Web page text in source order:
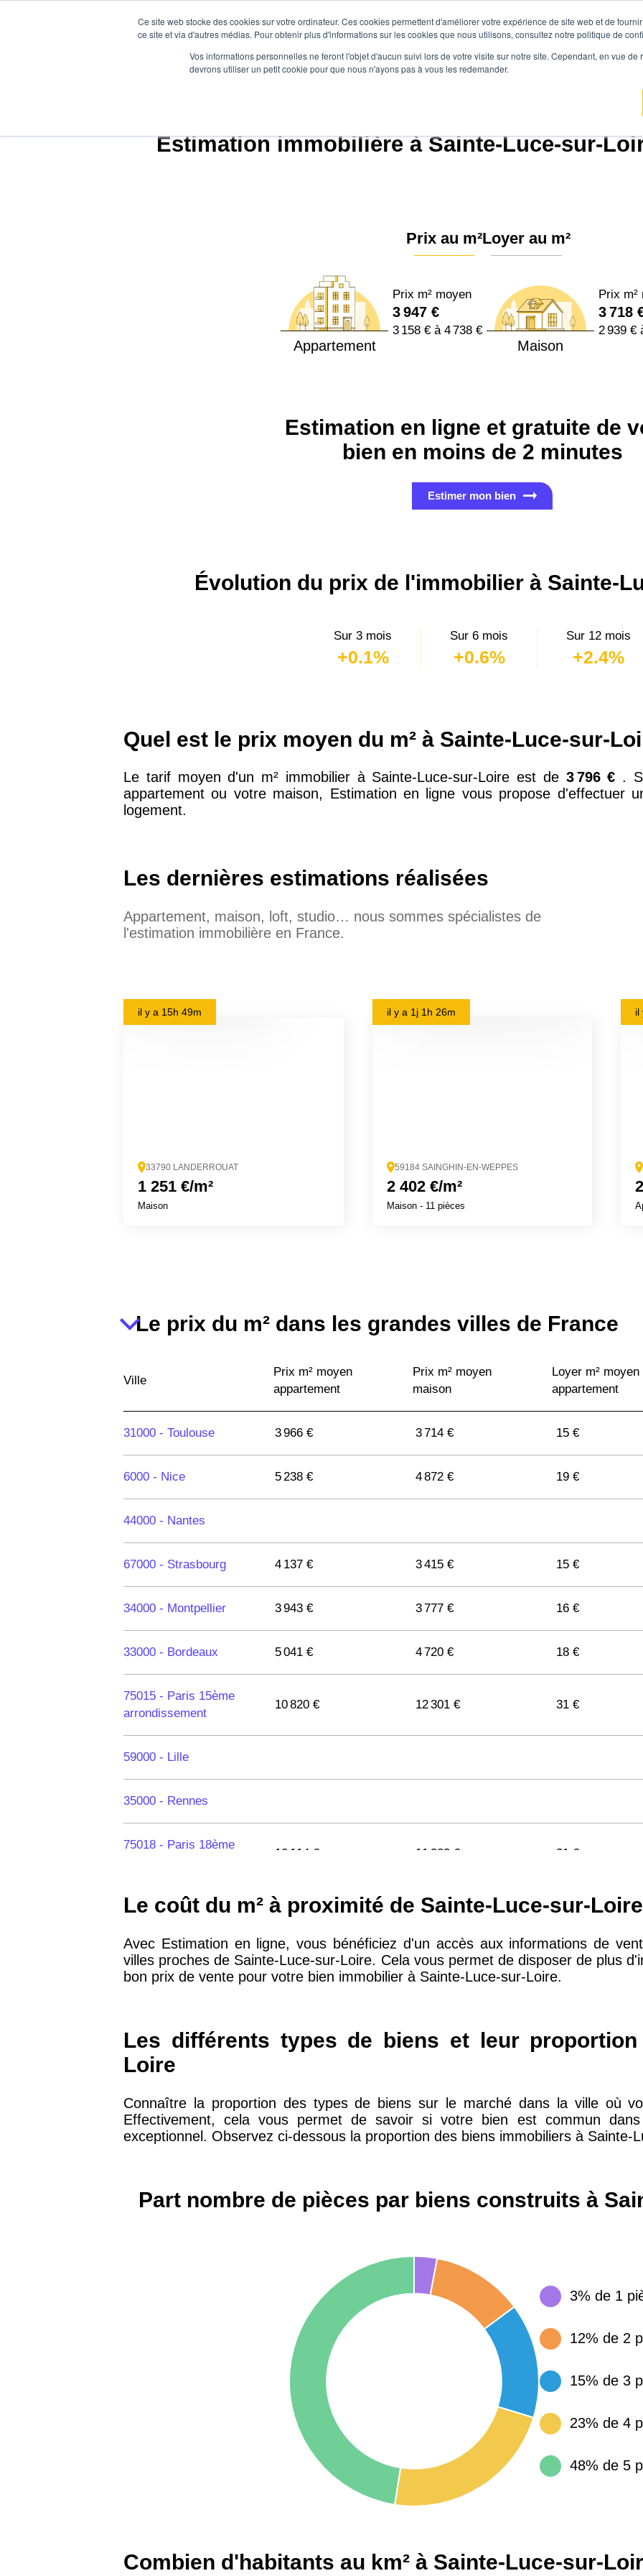
Ce site web stocke des cookies sur votre ordinateur. Ces cookies permettent d'améliorer votre expérience de site web et de
ce site et via d'autres médias. Pour obtenir plus d'informations sur les cookies que nous utilisons, consultez notre politique de
Vos informations personnelles ne feront l'objet d'aucun suivi lors de votre visite sur notre site. Cependant, en vue de
devrons utiliser un petit cookie pour que nous n'ayons pas à vous les redemander.
Prix immobilier Vendre avec
Sainte-Luce-sur-
Estimation immobilière à Sainte-Luce-sur-
Prix au m²
Appartement
Prix m² moyen
3 947 €
3 158 € à 4 738 €
Loyer au m²
Maison
Prix m²
3 718
2 939 €
Estimation en ligne et gratuite de
bien en moins de 2 minutes
Estimer mon bien
Évolution du prix de l'immobilier à Sainte-
Sur 3 mois
+0.1%
Sur 6 mois
+0.6%
Sur 12 mois
+2.4%
Quel est le prix moyen du m² à Sainte-Luce-sur-
Le tarif moyen d'un m² immobilier à Sainte-Luce-sur-Loire est de 3 796 € .
appartement ou votre maison, Estimation en ligne vous propose d'effectuer
logement.
Les dernières estimations réalisées
Appartement, maison, loft, studio… nous sommes spécialistes de
l'estimation immobilière en France.
il y a 15h 49m
33790 LANDERROUAT
1 251 €/m²
Maison
il y a 1j 1h 26m
59184 SAINGHIN-EN-WEPPES
2 402 €/m²
Maison- 11 pièces
il
Le prix du m² dans les grandes villes de France
Ville
Prix m² moyen
appartement
Prix m² moyen
maison
Loyer m² moyen
appartement
31000 - Toulouse 3 966 € 3 714 € 15 €
6000 - Nice 5 238 € 4 872 € 19 €
44000 - Nantes
67000 - Strasbourg 4 137 € 3 415 € 15 €
34000 - Montpellier 3 943 € 3 777 € 16 €
33000 - Bordeaux 5 041 € 4 720 € 18 €
75015 - Paris 15ème
arrondissement
10 820 € 12 301 € 31 €
59000 - Lille
35000 - Rennes
75018 - Paris 18ème
10 114 € 11 322 € 31 €
75020 -Paris 20ème
9 623 € 11 141 € 29 €
75019 -Paris 19ème
arrondissement
9 231 € 10 415 € 28 €
75013 -Paris 13ème
76600 -Le Havre 2 455 € 2 453 € 12 €
15 155 € 34 €
3 018 € 14 €
2 917 € 14 €
Le coût du m² à proximité de Sainte-Luce-sur-Loire
Avec Estimation en ligne, vous bénéficiez d'un accès aux informations de
villes proches de Sainte-Luce-sur-Loire. Cela vous permet de disposer de plus
bon prix de vente pour votre bien immobilier à Sainte-Luce-sur-Loire.
Les différents types de biens et leur proportion
Loire
Connaître la proportion des types de biens sur le marché dans la ville où
Effectivement, cela vous permet de savoir si votre bien est commun
exceptionnel. Observez ci-dessous la proportion des biens immobiliers à Sainte-
Part nombre de pièces par biens construits à
3% de 1
12% de 2
15% de 3
23% de 4
48% de 5
Combien d'habitants au km² à Sainte-Luce-sur-